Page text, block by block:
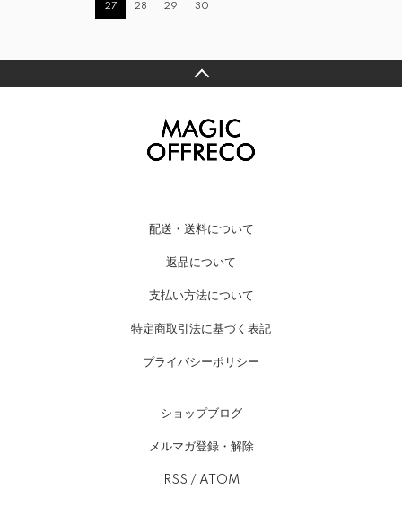
27 28 29 30
配送・送料について
返品について
支払い方法について
特定商取引法に基づく表記
プライバシーポリシー
ショップブログ
メルマガ登録・解除
RSS / ATOM